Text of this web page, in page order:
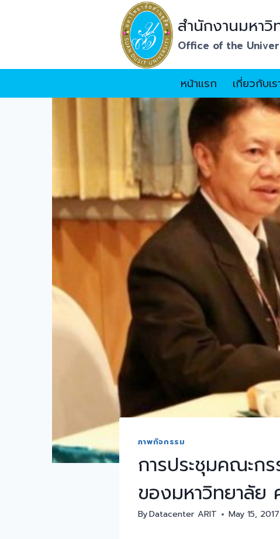
สำนักงานมหาวิ
Office of the
หน้าแรก เกี่ยวกับเร
ภาพกิจกรรม
การประชุมคณะก
ของมหาวิทยาลัย
ByDatacenter ARIT May 15, 2017